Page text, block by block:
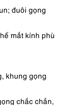
đuôi gọng
mắt kính phù
khung gọng
chắc chắn,